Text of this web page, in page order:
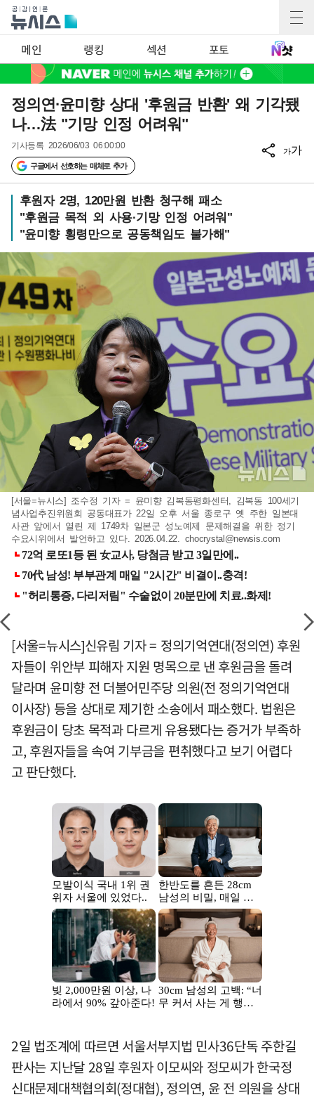
메인 랭킹 섹션 포토
정의연·윤미향 상대 '후원금 반환' 왜 기각됐
나…法 "기망 인정 어려워"
기사등록 2026/06/03 06:00:00
구글에서 선호하는 매체로 추가
가가
후원자 2명, 120만원 반환 청구해 패소
"후원금 목적 외 사용·기망 인정 어려워"
"윤미향 횡령만으로 공동책임도 불가해"
[서울=뉴시스] 조수정 기자 = 윤미향 김복동평화센터, 김복동 100세기
념사업추진위원회 공동대표가 22일 오후 서울 종로구 옛 주한 일본대
사관 앞에서 열린 제 1749차 일본군 성노예제 문제해결을 위한 정기
수요시위에서 발언하고 있다. 2026.04.22. chocrystal@newsis.com
[서울=뉴시스]신유림 기자 = 정의기억연대(정의연) 후원
자들이 위안부 피해자 지원 명목으로 낸 후원금을 돌려
달라며 윤미향 전 더불어민주당 의원(전 정의기억연대
이사장) 등을 상대로 제기한 소송에서 패소했다. 법원은
후원금이 당초 목적과 다르게 유용됐다는 증거가 부족하
고, 후원자들을 속여 기부금을 편취했다고 보기 어렵다
고 판단했다.
2일 법조계에 따르면 서울서부지법 민사36단독 주한길
판사는 지난달 28일 후원자 이모씨와 정모씨가 한국정
신대문제대책협의회(정대협), 정의연, 윤 전 의원을 상대